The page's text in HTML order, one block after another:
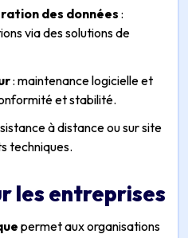
des données:
via des solutions de
: maintenance logicielle et
et stabilité.
à distance ou sur site
techniques.
les entreprises
permet aux organisations